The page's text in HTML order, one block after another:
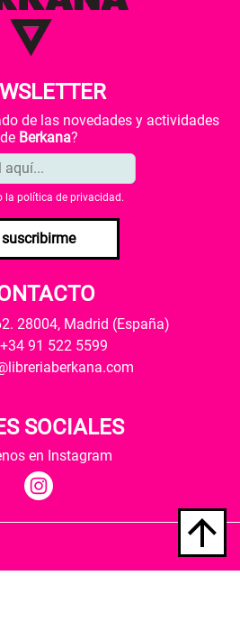
de las novedades y actividades
de Berkana?
la política de privacidad .
suscribirme
28004, Madrid (España)
91 522 5599
SOCIALES
en Instagram